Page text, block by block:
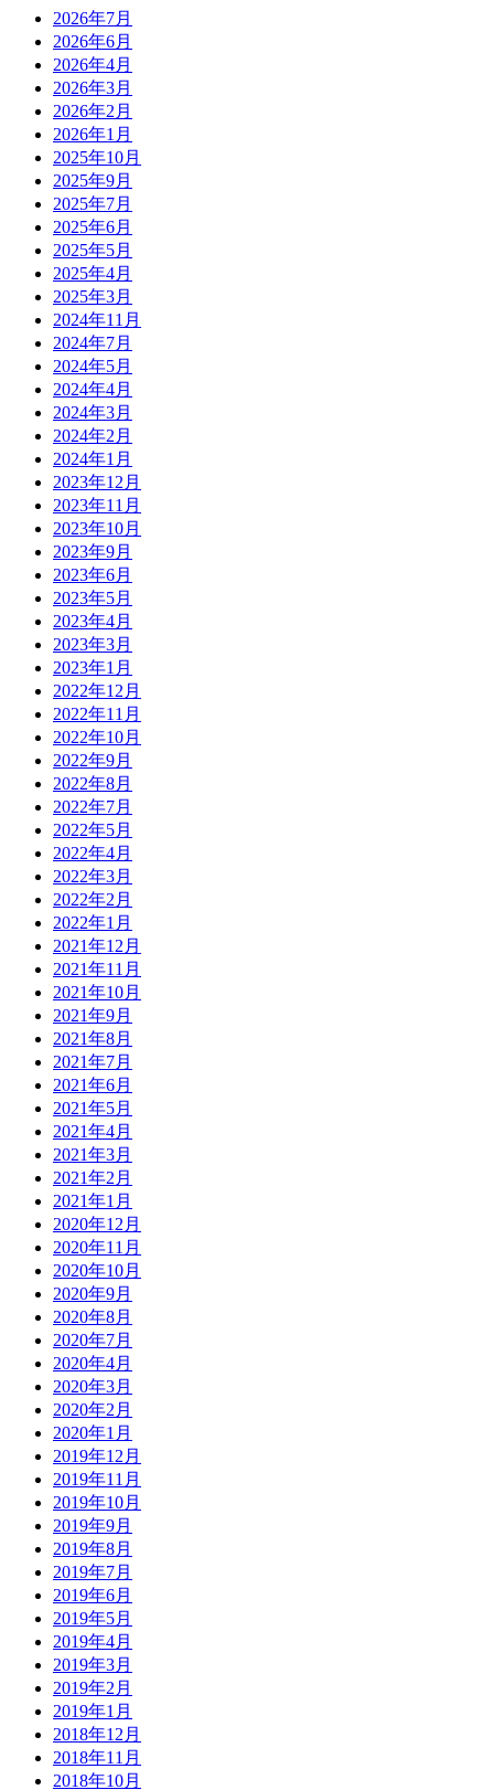
2026年7月
2026年6月
2026年4月
2026年3月
2026年2月
2026年1月
2025年10月
2025年9月
2025年7月
2025年6月
2025年5月
2025年4月
2025年3月
2024年11月
2024年7月
2024年5月
2024年4月
2024年3月
2024年2月
2024年1月
2023年12月
2023年11月
2023年10月
2023年9月
2023年6月
2023年5月
2023年4月
2023年3月
2023年1月
2022年12月
2022年11月
2022年10月
2022年9月
2022年8月
2022年7月
2022年5月
2022年4月
2022年3月
2022年2月
2022年1月
2021年12月
2021年11月
2021年10月
2021年9月
2021年8月
2021年7月
2021年6月
2021年5月
2021年4月
2021年3月
2021年2月
2021年1月
2020年12月
2020年11月
2020年10月
2020年9月
2020年8月
2020年7月
2020年4月
2020年3月
2020年2月
2020年1月
2019年12月
2019年11月
2019年10月
2019年9月
2019年8月
2019年7月
2019年6月
2019年5月
2019年4月
2019年3月
2019年2月
2019年1月
2018年12月
2018年11月
2018年10月